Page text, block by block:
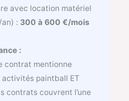
avec location matériel
: 300 à 600 €/mois
:
mentionne
paintball ET
couvrent l’une